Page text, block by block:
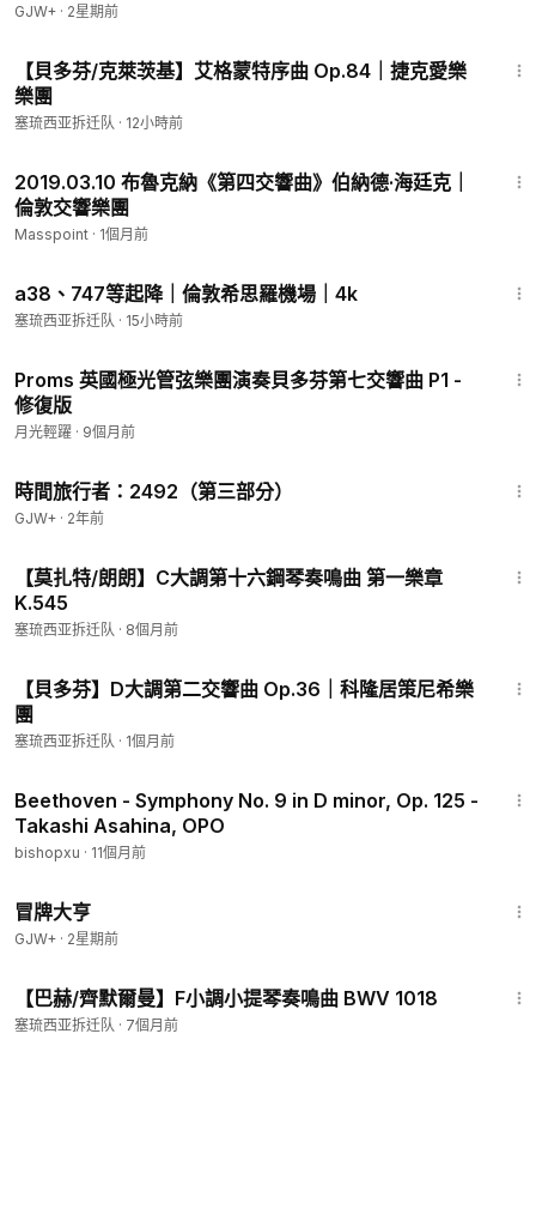
GJW+ · 2星期前
【貝多芬/克萊茨基】艾格蒙特序曲 Op.84｜捷克愛樂
樂團
塞琉西亚拆迁队 · 12小時前
2019.03.10 布魯克納《第四交響曲》伯納德·海廷克｜
倫敦交響樂團
Masspoint · 1個月前
a38、747等起降｜倫敦希思羅機場｜4k
塞琉西亚拆迁队 · 15小時前
Proms 英國極光管弦樂團演奏貝多芬第七交響曲 P1 -
修復版
月光輕躍 · 9個月前
時間旅行者：2492（第三部分）
GJW+ · 2年前
【莫扎特/朗朗】C大調第十六鋼琴奏鳴曲 第一樂章
K.545
塞琉西亚拆迁队 · 8個月前
【貝多芬】D大調第二交響曲 Op.36｜科隆居策尼希樂
團
塞琉西亚拆迁队 · 1個月前
Beethoven - Symphony No. 9 in D minor, Op. 125 -
Takashi Asahina, OPO
bishopxu · 11個月前
冒牌大亨
GJW+ · 2星期前
【巴赫/齊默爾曼】F小調小提琴奏鳴曲 BWV 1018
塞琉西亚拆迁队 · 7個月前